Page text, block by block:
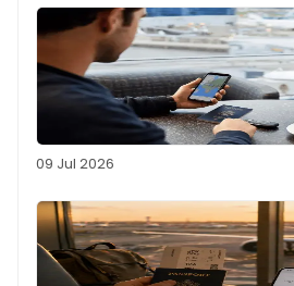
09 Jul 2026